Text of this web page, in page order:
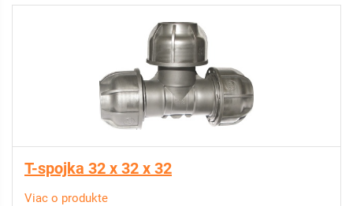
T-spojka 32 x 32 x 32
Viac o produkte